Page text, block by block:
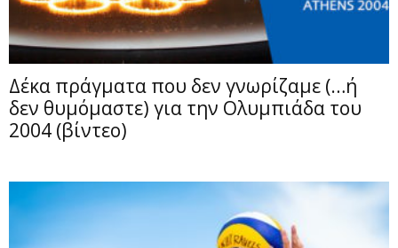
Δέκα πράγματα που δεν γνωρίζαμε (…ή
δεν θυμόμαστε) για την Ολυμπιάδα του
2004 (βίντεο)